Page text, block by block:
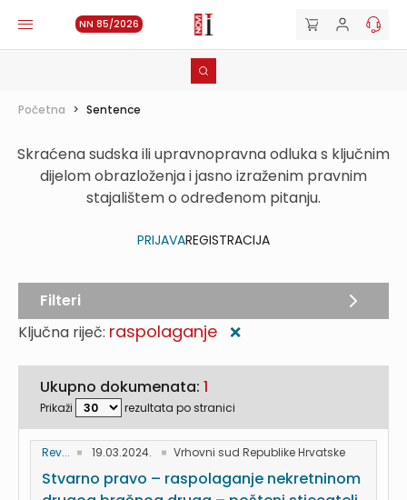
NN 85/2026
Početna > Sentence
Skraćena sudska ili upravnopravna odluka s ključnim
dijelom obrazloženja i jasno izraženim pravnim
stajalištem o određenom pitanju.
PRIJAVAREGISTRACIJA
Ključna riječ: raspolaganje ❌
Ukupno dokumenata: 1
Prikaži rezultata po stranici
Rev... 19.03.2024. Vrhovni sud Republike Hrvatske
Stvarno pravo – raspolaganje nekretninom
Filteri